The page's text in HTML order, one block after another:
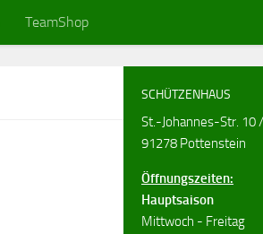
TeamShop
SCHÜTZENHAUS
St.-Johannes-Str. 10
91278 Pottenstein
Öffnungszeiten:
Hauptsaison
Mittwoch - Freitag